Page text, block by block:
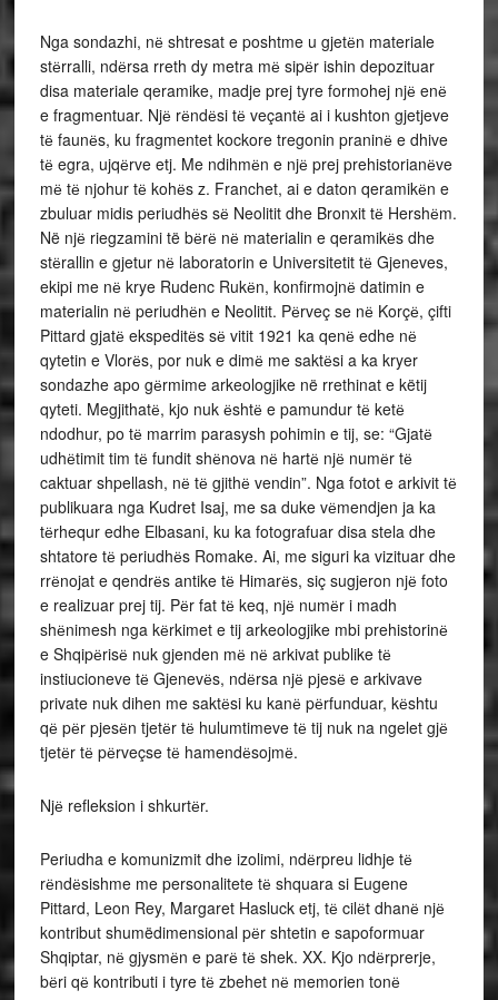
Nga sondazhi, nё shtresat e poshtme u gjetёn materiale
stёrralli, ndёrsa rreth dy metra mё sipёr ishin depozituar
disa materiale qeramike, madje prej tyre formohej njё enё
e fragmentuar. Njё rёndёsi tё veçantё ai i kushton gjetjeve
tё faunёs, ku fragmentet kockore tregonin praninё e dhive
tё egra, ujqёrve etj. Me ndihmёn e njё prej prehistorianёve
mё tё njohur tё kohёs z. Franchet, ai e daton qeramikёn e
zbuluar midis periudhёs sё Neolitit dhe Bronxit tё Hershёm.
Në njё riegzamini të bёrё nё materialin e qeramikёs dhe
stёrallin e gjetur nё laboratorin e Universitetit tё Gjeneves,
ekipi me nё krye Rudenc Rukёn, konfirmojnё datimin e
materialin nё periudhёn e Neolitit. Pёrveç se nё Korçё, çifti
Pittard gjatё ekspeditёs sё vitit 1921 ka qenё edhe nё
qytetin e Vlorёs, por nuk e dimё me saktёsi a ka kryer
sondazhe apo gёrmime arkeologjike në rrethinat e këtij
qyteti. Megjithatё, kjo nuk ёshtё e pamundur tё ketё
ndodhur, po tё marrim parasysh pohimin e tij, se: “Gjatё
udhёtimit tim tё fundit shёnova nё hartё njё numёr tё
caktuar shpellash, nё tё gjithё vendin”. Nga fotot e arkivit tё
publikuara nga Kudret Isaj, me sa duke vёmendjen ja ka
tёrhequr edhe Elbasani, ku ka fotografuar disa stela dhe
shtatore tё periudhёs Romake. Ai, me siguri ka vizituar dhe
rrёnojat e qendrёs antike tё Himarёs, siç sugjeron njё foto
e realizuar prej tij. Pёr fat tё keq, njё numёr i madh
shёnimesh nga kёrkimet e tij arkeologjike mbi prehistorinё
e Shqipёrisё nuk gjenden mё nё arkivat publike tё
instiucioneve tё Gjenevёs, ndёrsa njё pjesё e arkivave
private nuk dihen me saktёsi ku kanё pёrfunduar, kёshtu
qё pёr pjesёn tjetёr tё hulumtimeve tё tij nuk na ngelet gjё
tjetёr tё pёrveçse tё hamendёsojmё.
Njё refleksion i shkurtёr.
Periudha e komunizmit dhe izolimi, ndёrpreu lidhje tё
rёndёsishme me personalitete tё shquara si Eugene
Pittard, Leon Rey, Margaret Hasluck etj, tё cilёt dhanё njё
kontribut shumëdimensional pёr shtetin e sapoformuar
Shqiptar, nё gjysmёn e parё tё shek. XX. Kjo ndёrprerje,
bёri qё kontributi i tyre tё zbehet nё memorien tonё